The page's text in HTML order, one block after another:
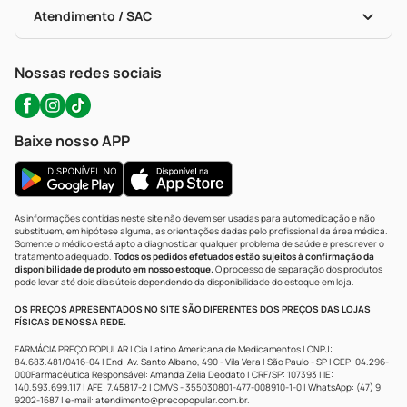
Políticas De Marketplace
Portal Da Privacidade
Atendimento / SAC
WhatsApp (47) 9202-1687
Nossas redes sociais
Baixe nosso APP
As informações contidas neste site não devem ser usadas para automedicação e não
substituem, em hipótese alguma, as orientações dadas pelo profissional da área médica.
Somente o médico está apto a diagnosticar qualquer problema de saúde e prescrever o
tratamento adequado. Todos os pedidos efetuados estão sujeitos à confirmação da
disponibilidade de produto em nosso estoque.O processo de separação dos produtos
pode levar até dois dias úteis dependendo da disponibilidade do estoque em loja.
OS PREÇOS APRESENTADOS NO SITE SÃO DIFERENTES DOS PREÇOS DAS LOJAS
FÍSICAS DE NOSSA REDE.
FARMÁCIA PREÇO POPULAR | Cia Latino Americana de Medicamentos | CNPJ:
84.683.481/0416-04 | End: Av. Santo Albano, 490 - Vila Vera | São Paulo - SP | CEP: 04.296-
000Farmacêutica Responsável: Amanda Zelia Deodato | CRF/SP: 107393 | IE:
140.593.699.117 | AFE: 7.45817-2 | CMVS - 355030801-477-008910-1-0 | WhatsApp: (47) 9
9202-1687 | e-mail: atendimento@precopopular.com.br.